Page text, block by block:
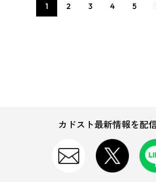
1 2 3 4 5
カドスト最新情報を配